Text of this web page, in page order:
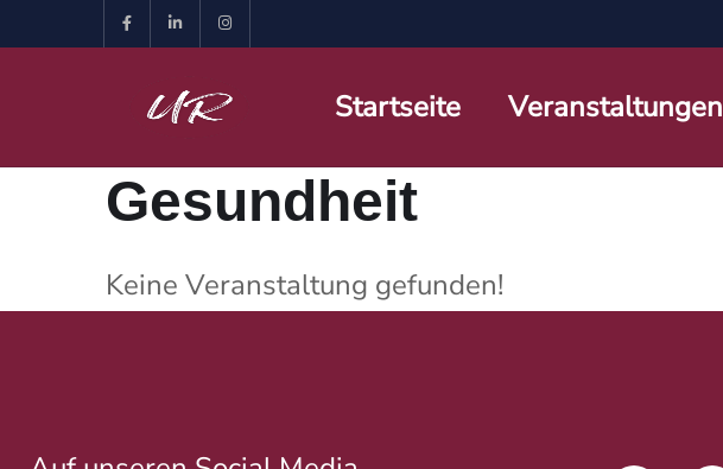
Startseite Veranstaltungen
Gesundheit
Keine Veranstaltung gefunden!